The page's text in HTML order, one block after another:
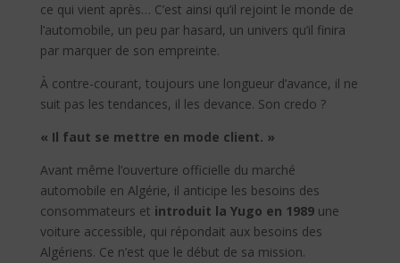
ce qui vient après… C’est ainsi qu’il rejoint le monde de
l’automobile, un peu par hasard, un univers qu’il finira
par marquer de son empreinte.
À contre-courant, toujours une longueur d’avance, il ne
suit pas les tendances, il les devance. Son credo ?
« Il faut se mettre en mode client. »
Avant même l’ouverture officielle du marché
automobile en Algérie, il anticipe les besoins des
consommateurs et introduit la Yugo en 1989une
voiture accessible, qui répondait aux besoins des
Algériens. Ce n’est que le début de sa mission.